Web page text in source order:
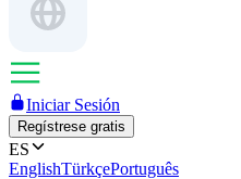
Iniciar Sesión
Regístrese gratis
ES
EnglishTürkçePortuguês